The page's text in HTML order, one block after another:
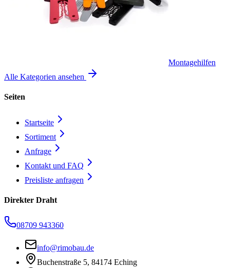
Montagehilfen
Alle Kategorien ansehen
Seiten
Startseite
Sortiment
Anfrage
Kontakt und FAQ
Preisliste anfragen
Direkter Draht
08709 943360
info@rimobau.de
Buchenstraße 5, 84174 Eching